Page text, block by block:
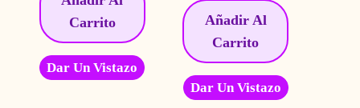
Carrito
Dar Un Vistazo
Añadir Al
Carrito
Dar Un Vistazo